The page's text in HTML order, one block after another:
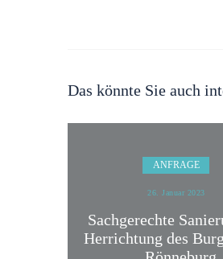
Das könnte Sie auch
ANFRAGE
26. Januar 2023
Sachgerechte
Herrichtung des